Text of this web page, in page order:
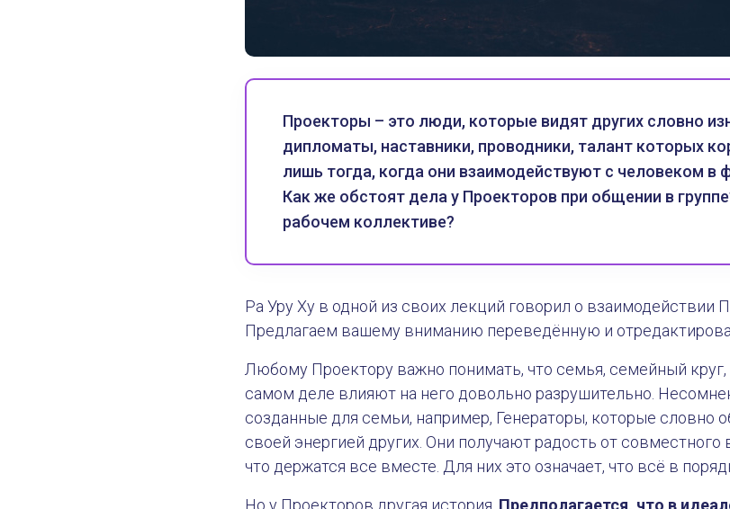
Проекторы – это люди, которые видят других словно
дипломаты, наставники, проводники, талант которых
лишь тогда, когда они взаимодействуют с человеком в
Как же обстоят дела у Проекторов при общении в
рабочем коллективе?
Ра Уру Ху в одной из своих лекций говорил о взаимодействии
Предлагаем вашему вниманию переведённую и
Любому Проектору важно понимать, что семья, семейный
самом деле влияют на него довольно разрушительно.
созданные для семьи, например, Генераторы, которые словно
своей энергией других. Они получают радость от
что держатся все вместе. Для них это означает, что всё в
Но у Проекторов другая история. Предполагается, что в